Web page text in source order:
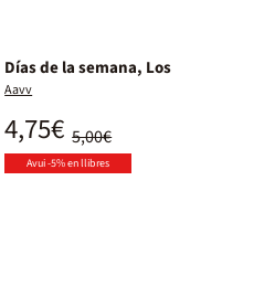
Días de la semana, Los
Aavv
5,00€
4,75€
Avui -5% en llibres